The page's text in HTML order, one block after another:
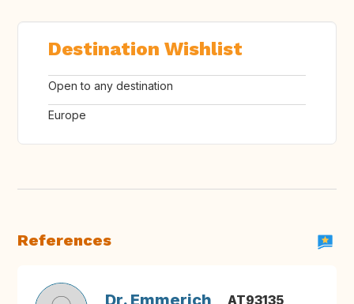
Destination Wishlist
Open to any destination
Europe
References
AT93135